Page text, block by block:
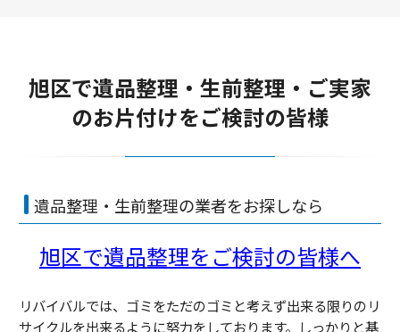
旭区で遺品整理・生前整理・ご実家
のお片付けをご検討の皆様
遺品整理・生前整理の業者をお探しなら
旭区で遺品整理をご検討の皆様へ
リバイバルでは、ゴミをただのゴミと考えず出来る限りのリ
サイクルを出来るように努力をしております。しっかりと基